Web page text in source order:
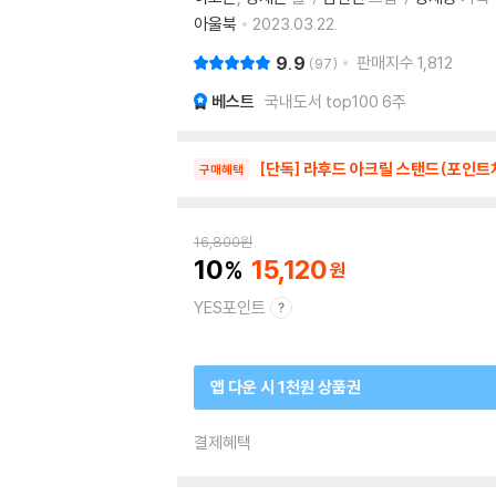
아울북
2023.03.22.
9.9 97 판매지수 1,812
베스트 국내도서 top100 6주
구매혜택 [단독] 라후드 아크릴 스탠드(포인트
16,800원
10 15,120
YES포인트
앱 다운 시 1천원 상품권
결제혜택